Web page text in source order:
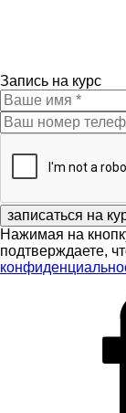
Запись на курс
записаться на
Нажимая на
подтверждаете,